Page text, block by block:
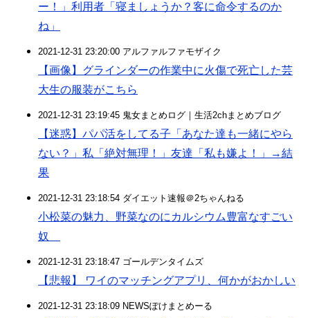
ー！」利用者「寝ましょうか？客に命令するのか
ね」
2021-12-31 23:20:00 アルファルファモザイク
【画像】グラインダーの作業中に火傷で死亡した芸
大生の服装がこちら
2021-12-31 23:19:45 鬼女まとめログ｜生活2chまとめブログ
【迷惑】パパ活をしてる子「あなた達も一緒にやら
ない？」私「絶対無理！」友達「私も嫌よ！」→結
果
2021-12-31 23:18:54 ダイエット速報＠2ちゃんねる
小松菜の魅力、野菜なのにカルシウム豊富なすごい
奴
2021-12-31 23:18:47 ゴールデンタイムズ
【悲報】 ワイのマッチングアプリ、何かがおかしい
2021-12-31 23:18:09 NEWSぽけまとめーる